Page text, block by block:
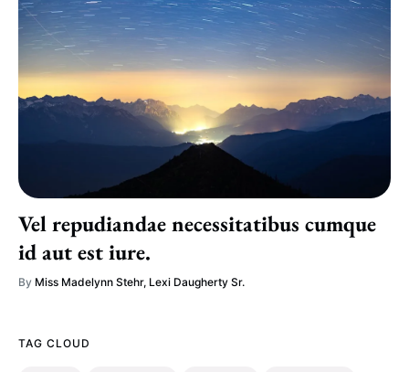
Vel repudiandae necessitatibus cumque
id aut est iure.
By Miss Madelynn Stehr, Lexi Daugherty Sr.
TAG CLOUD